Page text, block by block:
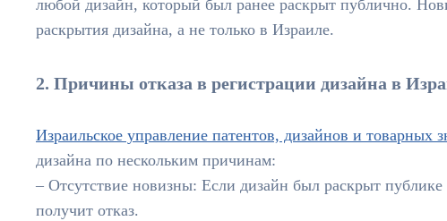
любой дизайн, который был ранее раскрыт публично.
раскрытия дизайна, а не только в Израиле.
2. Причины отказа в регистрации дизайна в
Израильское управление патентов, дизайнов и товарных
дизайна по нескольким причинам:
– Отсутствие новизны: Если дизайн был раскрыт
получит отказ.